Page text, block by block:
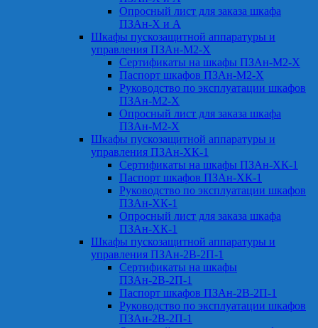
Опросный лист для заказа шкафа
ПЗАн-Х и А
Шкафы пускозащитной аппаратуры и
управления ПЗАн-М2-Х
Сертификаты на шкафы ПЗАн-М2-Х
Паспорт шкафов ПЗАн-М2-Х
Руководство по эксплуатации шкафов
ПЗАн-М2-Х
Опросный лист для заказа шкафа
ПЗАн-М2-Х
Шкафы пускозащитной аппаратуры и
управления ПЗАн-ХК-1
Сертификаты на шкафы ПЗАн-ХК-1
Паспорт шкафов ПЗАн-ХК-1
Руководство по эксплуатации шкафов
ПЗАн-ХК-1
Опросный лист для заказа шкафа
ПЗАн-ХК-1
Шкафы пускозащитной аппаратуры и
управления ПЗАн-2В-2П-1
Сертификаты на шкафы
ПЗАн-2В-2П-1
Паспорт шкафов ПЗАн-2В-2П-1
Руководство по эксплуатации шкафов
ПЗАн-2В-2П-1